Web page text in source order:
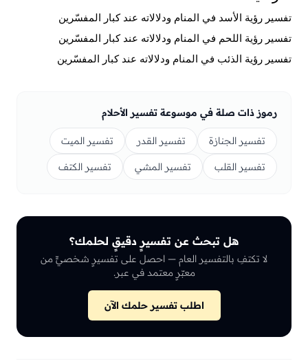
تفسير رؤية الأسد في المنام ودلالاته عند كبار المفسّرين
تفسير رؤية اللحم في المنام ودلالاته عند كبار المفسّرين
تفسير رؤية الذئب في المنام ودلالاته عند كبار المفسّرين
رموز ذات صلة في موسوعة تفسير الأحلام
تفسير الجنازة تفسير القدر تفسير الميت
تفسير القلب تفسير المشي تفسير الكتف
هل تبحث عن تفسيرٍ دقيقٍ لحلمك؟
لا تكتفِ بالتفسير العام — احصل على تفسيرٍ شخصيٍّ من
معبّرٍ معتمد في عبر.
اطلب تفسير حلمك الآن